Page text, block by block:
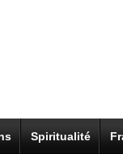
Spiritualité